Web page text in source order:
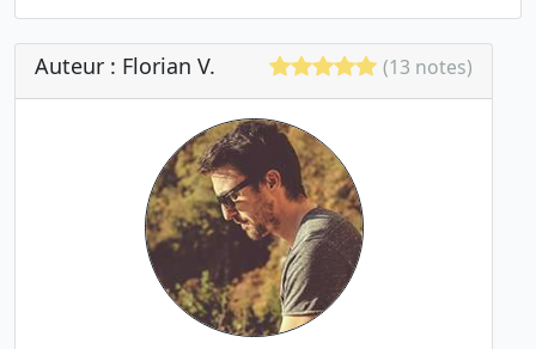
Auteur : Florian V. (13 notes)